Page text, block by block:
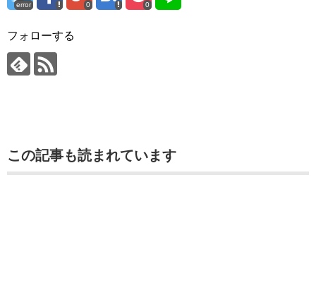
error 0 0
フォローする
この記事も読まれています